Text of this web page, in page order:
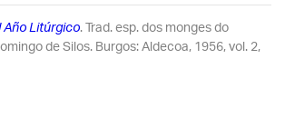
Año Litúrgico. Trad. esp. dos monges do
de Silos. Burgos: Aldecoa, 1956, vol. 2,